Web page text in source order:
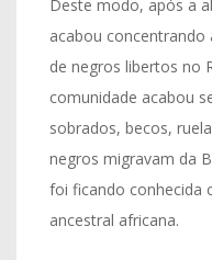
Deste modo, após a
acabou
de negros libertos no
comunidade acabou
sobrados, becos,
negros migravam da
foi ficando conhecida
ancestral africana.